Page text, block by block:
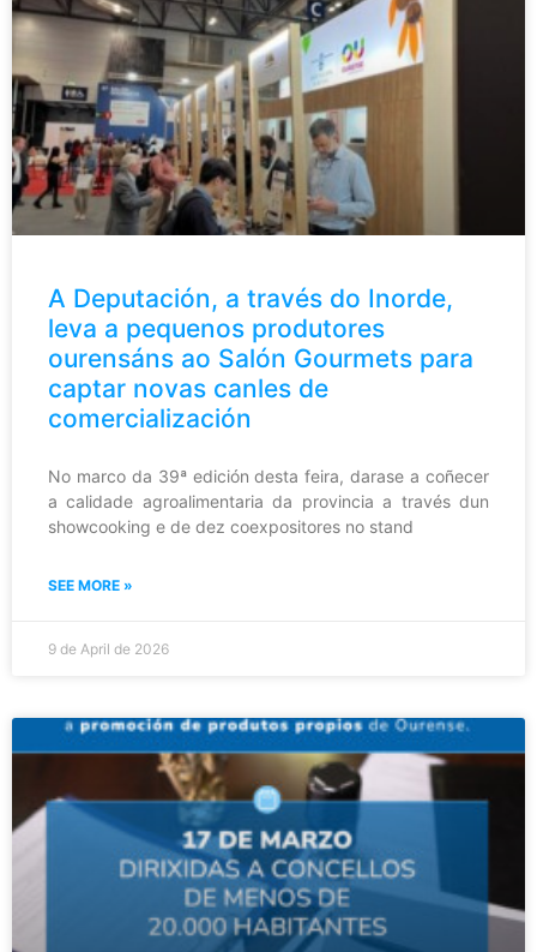
A Deputación, a través do Inorde,
leva a pequenos produtores
ourensáns ao Salón Gourmets para
captar novas canles de
comercialización
No marco da 39ª edición desta feira, darase a coñecer
a calidade agroalimentaria da provincia a través dun
showcooking e de dez coexpositores no stand
SEE MORE »
9 de April de 2026